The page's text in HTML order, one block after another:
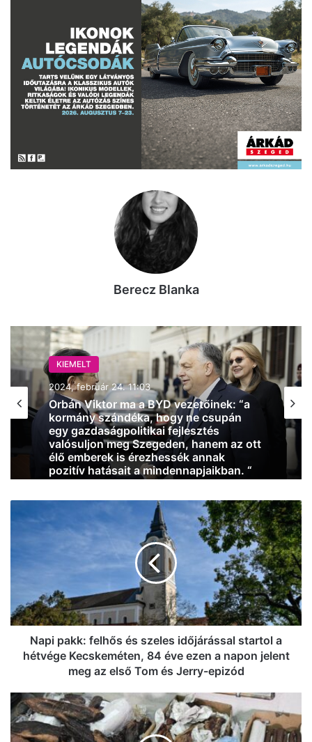
Berecz Blanka
KIEMELT
2024, február 24. 11:03
Orbán Viktor ma a BYD vezetőinek: “a
kormány szándéka, hogy ne csupán
egy gazdaságpolitikai fejlesztés
valósuljon meg Szegeden, hanem az ott
élő emberek is érezhessék annak
pozitív hatásait a mindennapjaikban. “
pakk:
felhős
a
hétvége
Kecskeméten,
a
napon
jelent
Napi pakk: felhős és szeles időjárással startol a
hétvége Kecskeméten, 84 éve ezen a napon jelent
meg az első Tom és Jerry-epizód
A
kelebiai
határátkelőn